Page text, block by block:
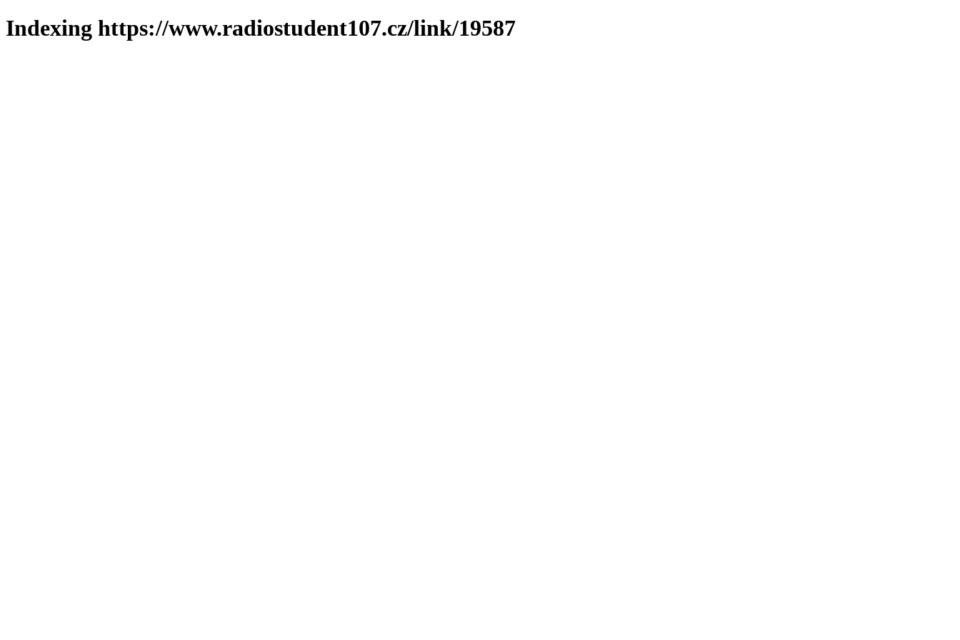
Indexing https://www.radiostudent107.cz/link/19587